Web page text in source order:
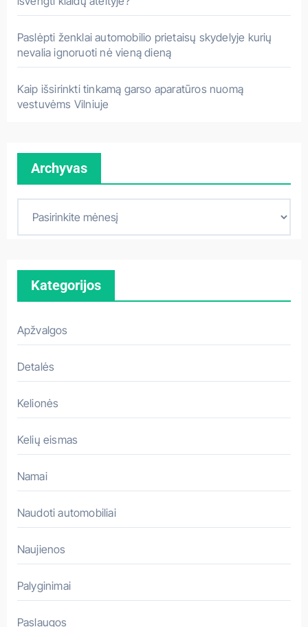
Paslėpti ženklai automobilio prietaisų skydelyje kurių
nevalia ignoruoti nė vieną dieną
Kaip išsirinkti tinkamą garso aparatūros nuomą
vestuvėms Vilniuje
Archyvas
v
a
s
Kategorijos
Apžvalgos
Detalės
Kelionės
Kelių eismas
Namai
Naudoti automobiliai
Naujienos
Palyginimai
Paslaugos